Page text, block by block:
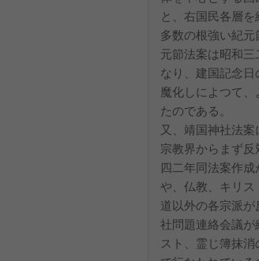
と、右国民各層
多数の根強い紀
元節法案は昭和
なり、建国記念
魔化しによつて
たのである。
又、靖国神社法
宗教界からまず
四二年同法案作
や、仏教、キリ
道以外の各宗派
社問題連絡会議
スト、霊じ簿抹